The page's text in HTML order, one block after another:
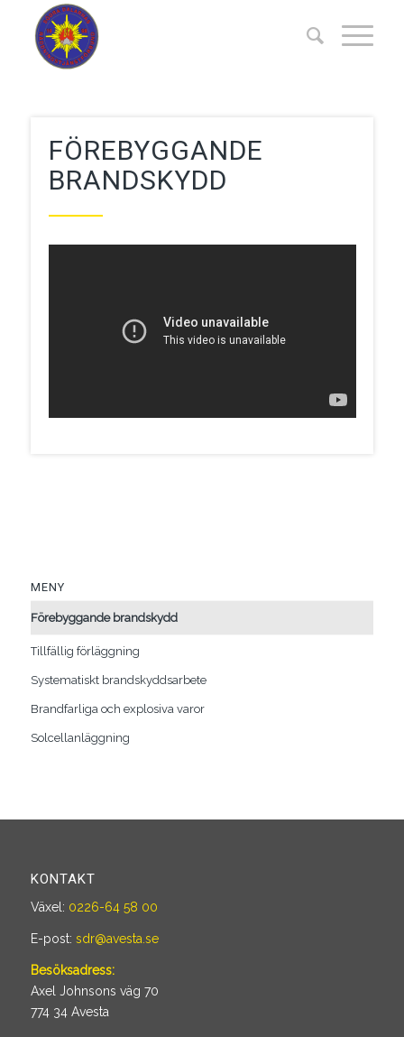
FÖREBYGGANDE
BRANDSKYDD
MENY
Förebyggande brandskydd
Tillfällig förläggning
Systematiskt brandskyddsarbete
Brandfarliga och explosiva varor
Solcellanläggning
KONTAKT
Växel: 0226-64 58 00
E-post: sdr@avesta.se
Besöksadress:
Axel Johnsons väg 70
774 34 Avesta